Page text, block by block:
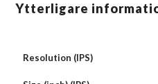
Ytterligare
Resolution (IPS)